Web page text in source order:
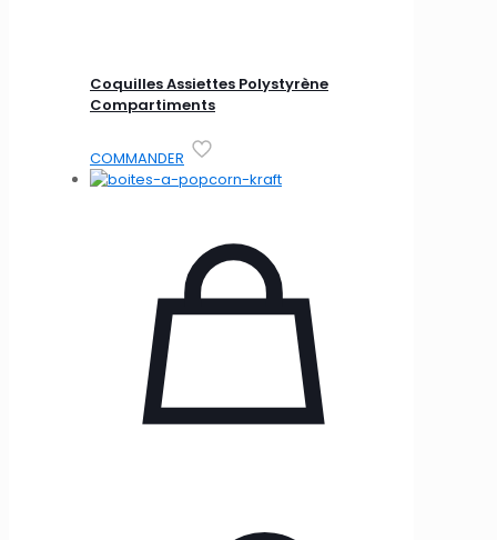
Coquilles Assiettes Polystyrène
Compartiments
COMMANDER